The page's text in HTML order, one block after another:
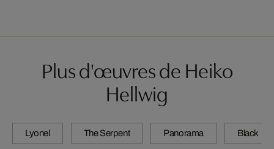
Plus d'œuvres de Heiko
Hellwig
Lyonel The Serpent Panorama Black